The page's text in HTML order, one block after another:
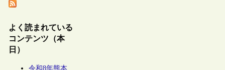
よく読まれている
コンテンツ（本
日）
令和8年熊本